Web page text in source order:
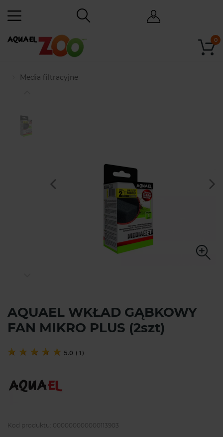
0
Media filtracyjne
AQUAEL WKŁAD GĄBKOWY
FAN MIKRO PLUS (2szt)
5.0 ( 1 )
Kod produktu: 000000000000113903